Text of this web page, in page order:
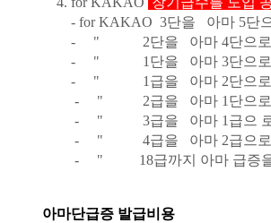
- for KAKAO 3단을 아마 5단으
- " 2단을 아마 4단으로 공
- " 1단을 아마 3단으로 공
- " 1급을 아마 2단으로 공
- " 2급을 아마 1단으로 공
- " 3급을 아마 1급으 로
- " 4급을 아마 2급으로 공
- " 18급까지 아마 급증을 인
아마단급증 발급비용